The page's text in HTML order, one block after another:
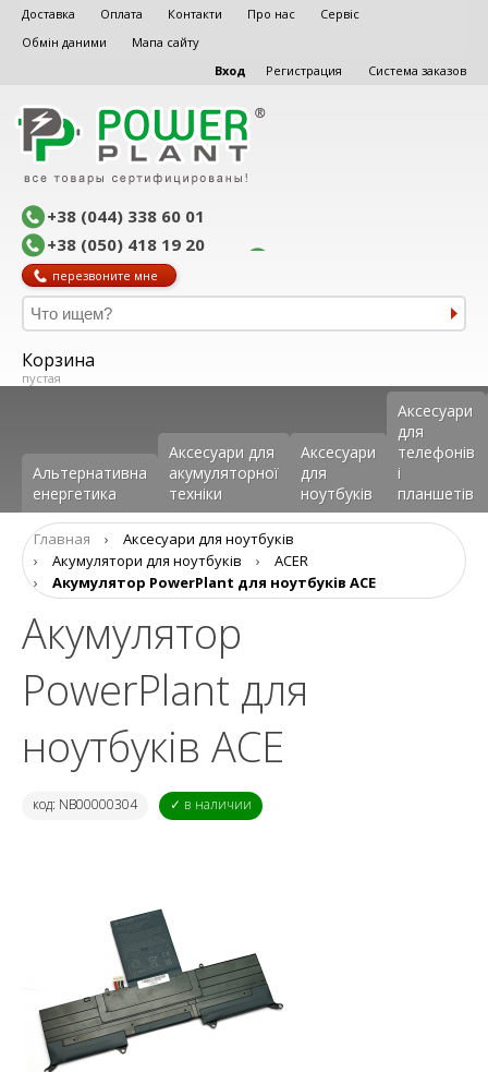
Доставка Оплата Контакти Про нас
Сервіс
Обмін даними
Мапа сайту
Вход
Регистрация Система заказов
+38 (044) 338 60 01
+38 (050) 418 19 20
перезвоните мне
Корзина
пустая
Альтернативна
енергетика
Аксесуари для
акумуляторної
техніки
Аксесуари
для
ноутбуків
Аксеcуари
для
телефонів
і
планшетів
Главная ›
Аксесуари для ноутбуків
›
Aкумулятори для ноутбуків ›
ACER
›
Акумулятор PowerPlant для ноутбуків ACE
Акумулятор
PowerPlant для
ноутбуків ACE
код: NB00000304 ✓ в наличии